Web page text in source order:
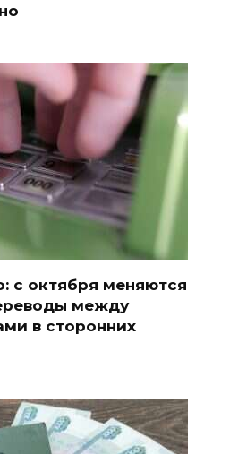
с октября меняются
между
в сторонних